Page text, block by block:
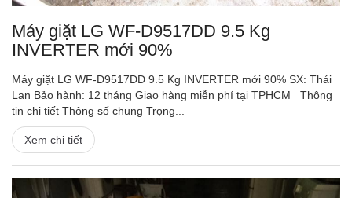
Máy giặt LG WF-D9517DD 9.5 Kg
INVERTER mới 90%
Máy giặt LG WF-D9517DD 9.5 Kg INVERTER mới 90% SX: Thái
Lan Bảo hành: 12 tháng Giao hàng miễn phí tại TPHCM Thông
tin chi tiết Thông số chung Trọng...
Xem chi tiết